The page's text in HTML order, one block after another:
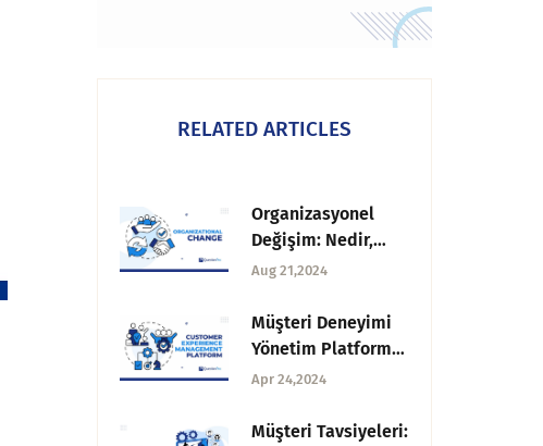
RELATED ARTICLES
Organizasyonel
Değişim: Nedir,
Türleri ve Nasıl
Aug 21,2024
Müşteri Deneyimi
Yönetim Platformu:
Yazılım ve
Apr 24,2024
Müşteri Tavsiyeleri: